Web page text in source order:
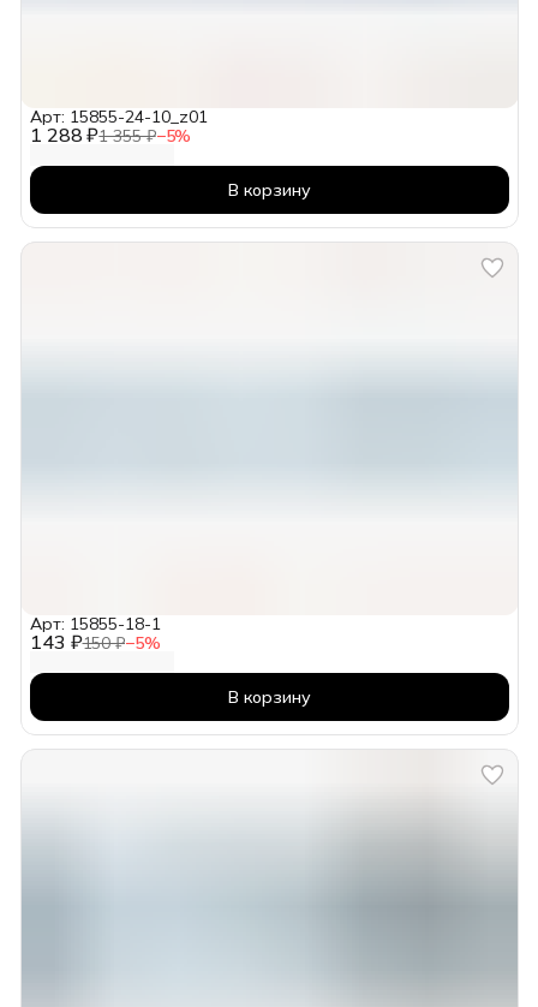
1 288 ₽1 355 ₽−5%
Арт: 15855-24-10_z01
В корзину
143 ₽150 ₽−5%
Арт: 15855-18-1
В корзину